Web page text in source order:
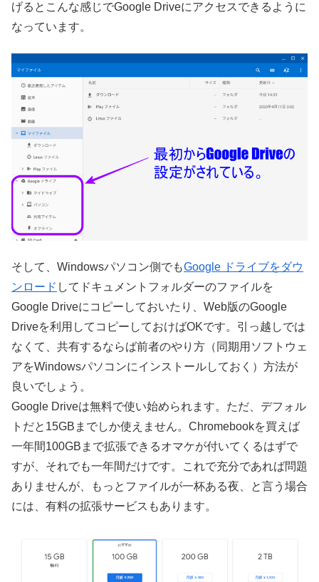
げるとこんな感じでGoogle Driveにアクセスできるように
なっています。
そして、Windowsパソコン側でもGoogle ドライブをダウ
ンロード してドキュメントフォルダーのファイルを
Google Driveにコピーしておいたり、Web版のGoogle
Driveを利用してコピーしておけばOKです。引っ越しでは
なくて、共有するならば前者のやり方（同期用ソフトウェ
アをWindowsパソコンにインストールしておく）方法が
良いでしょう。
Google Driveは無料で使い始められます。ただ、デフォル
トだと15GBまでしか使えません。Chromebookを買えば
一年間100GBまで拡張できるオマケが付いてくるはずで
すが、それでも一年間だけです。これで充分であれば問題
ありませんが、もっとファイルが一杯ある夜、と言う場合
には、有料の拡張サービスもあります。